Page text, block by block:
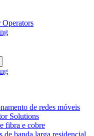
de redes móveis
Solutions
fibra e cobre